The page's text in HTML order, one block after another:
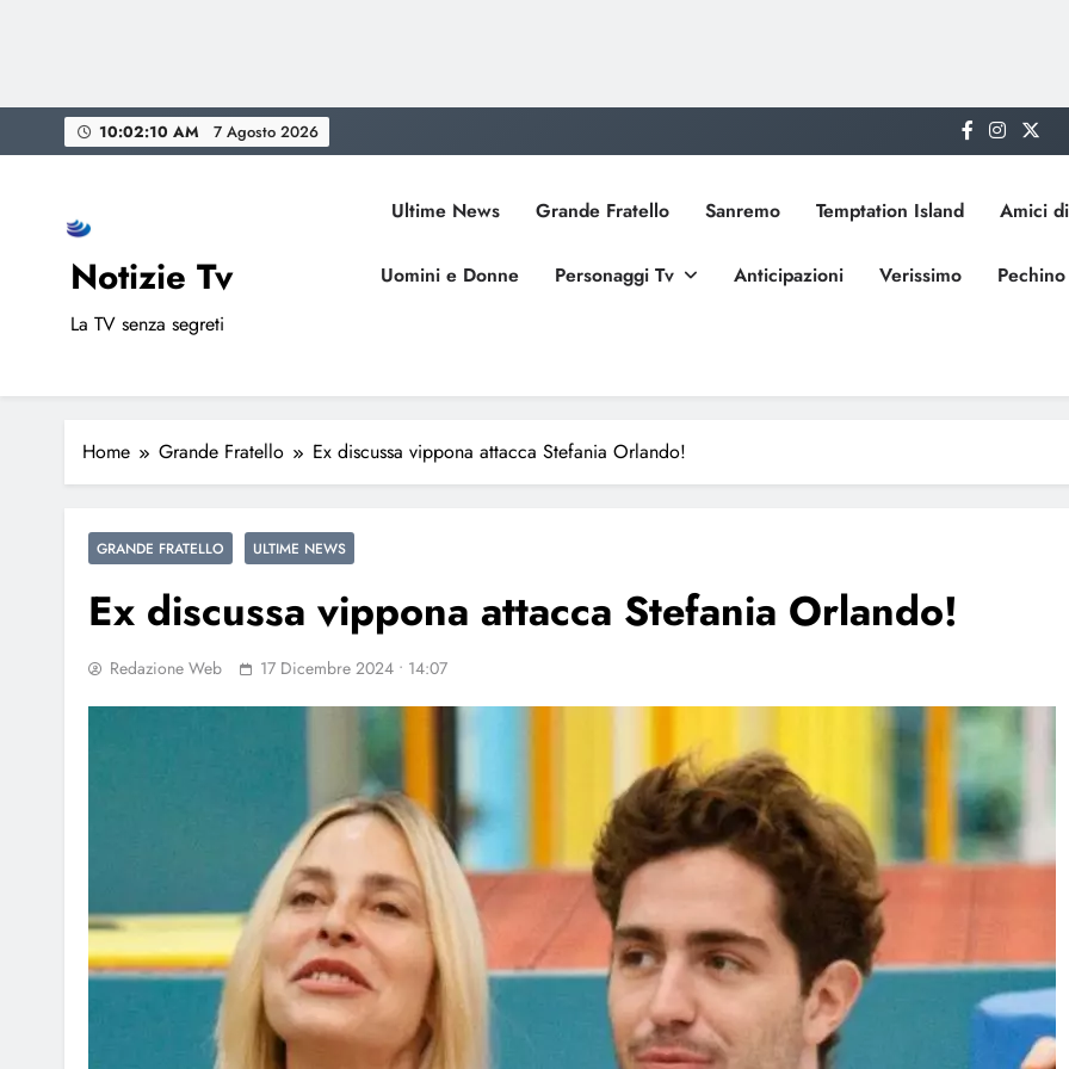
to
10:02:11 AM 7 Agosto 2026
Notizie Tv
La TV senza segreti
Ultime News Grande Fratello Sanremo Temptation Island Amici
Uomini e Donne Personaggi Tv Anticipazioni Verissimo
Home Grande Fratello Ex discussa vippona attacca Stefania Orlando!
GRANDE FRATELLO ULTIME NEWS
Ex discussa vippona attacca Stefania Orlando!
Redazione Web 17 Dicembre 2024 • 14:07